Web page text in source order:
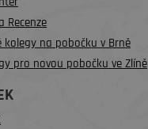
Recenze
kolegy na pobočku v Brně
pro novou pobočku ve Zlíně